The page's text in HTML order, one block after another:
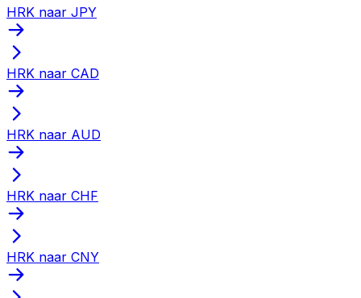
HRK naar JPY
HRK naar CAD
HRK naar AUD
HRK naar CHF
HRK naar CNY